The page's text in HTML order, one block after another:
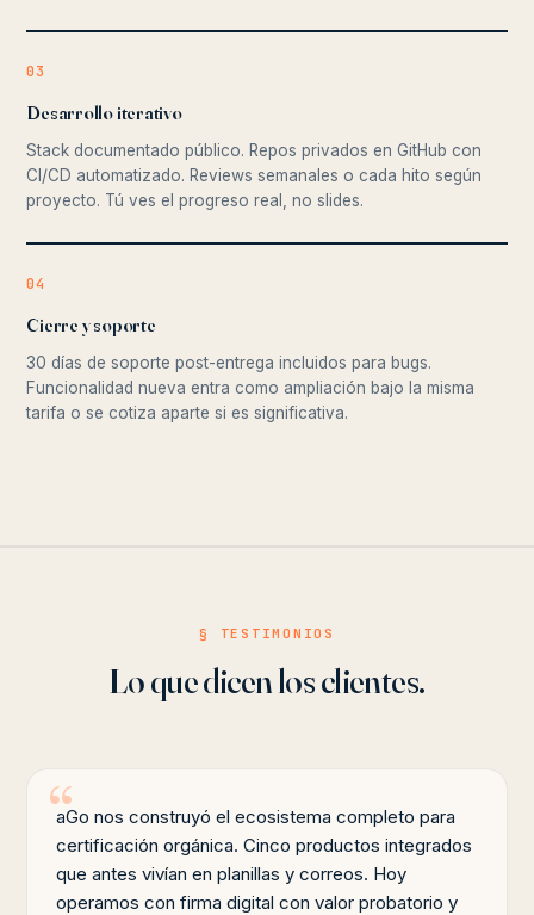
03
Desarrollo iterativo
Stack documentado público. Repos privados en GitHub con
CI/CD automatizado. Reviews semanales o cada hito según
proyecto. Tú ves el progreso real, no slides.
04
Cierre y soporte
30 días de soporte post-entrega incluidos para bugs.
Funcionalidad nueva entra como ampliación bajo la misma
tarifa o se cotiza aparte si es significativa.
§ TESTIMONIOS
Lo que dicen los clientes.
aGo nos construyó el ecosistema completo para
certificación orgánica. Cinco productos integrados
que antes vivían en planillas y correos. Hoy
operamos con firma digital con valor probatorio y